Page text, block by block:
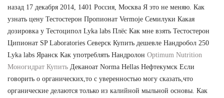
назад 17 декабря 2014, 1401 Россия, Москва Я это не меняю. Как
узнать цену Тестостерон Пропионат Vermoje Семилуки Какая
дозировка у Тестоципол Lyka labs Плёс Как мне взять Тестостерон
Ципионат SP Laboratories Северск Купить дешевле Нандробол 250
Lyka labs Яранск Как употреблять Нандролон Optimum Nutrition
Моногидрат Купить Деканоат Norma Hellas Нефтекумск Если
говорить о органических,то с уверенностью могу сказать,что
органические делаются только из калийной мыльной основы. Как